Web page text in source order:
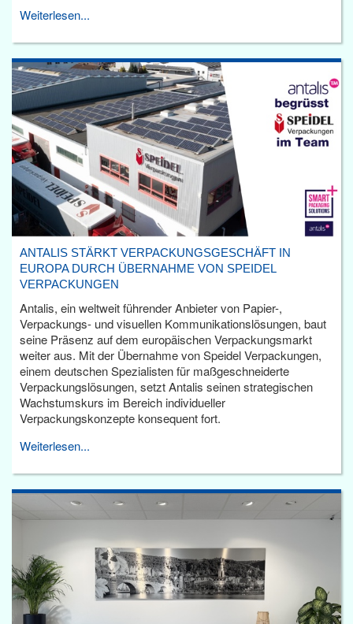
Weiterlesen...
ANTALIS STÄRKT VERPACKUNGSGESCHÄFT IN
EUROPA DURCH ÜBERNAHME VON SPEIDEL
VERPACKUNGEN
Antalis, ein weltweit führender Anbieter von Papier-,
Verpackungs- und visuellen Kommunikationslösungen, baut
seine Präsenz auf dem europäischen Verpackungsmarkt
weiter aus. Mit der Übernahme von Speidel Verpackungen,
einem deutschen Spezialisten für maßgeschneiderte
Verpackungslösungen, setzt Antalis seinen strategischen
Wachstumskurs im Bereich individueller
Verpackungskonzepte konsequent fort.
Weiterlesen...